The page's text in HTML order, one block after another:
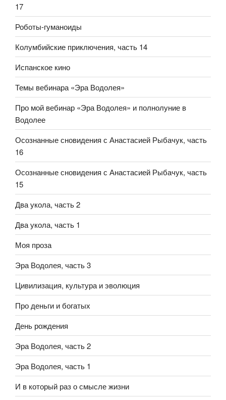
17
Роботы-гуманоиды
Колумбийские приключения, часть 14
Испанское кино
Темы вебинара «Эра Водолея»
Про мой вебинар «Эра Водолея» и полнолуние в
Водолее
Осознанные сновидения с Анастасией Рыбачук, часть
16
Осознанные сновидения с Анастасией Рыбачук, часть
15
Два укола, часть 2
Два укола, часть 1
Моя проза
Эра Водолея, часть 3
Цивилизация, культура и эволюция
Про деньги и богатых
День рождения
Эра Водолея, часть 2
Эра Водолея, часть 1
И в который раз о смысле жизни